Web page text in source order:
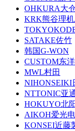
OHKURA大
KRK熊谷理
SATAKE佐竹
韩国G-WON
CUSTOM东
MWL村田
NIHONSEIKI
NTTONIC亚
HOKUYO北
AIKOH爱光
KONSEI近藤